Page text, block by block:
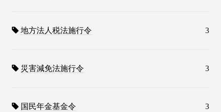
地方法人税法施行令 3
災害減免法施行令 3
国民年金基金令 3